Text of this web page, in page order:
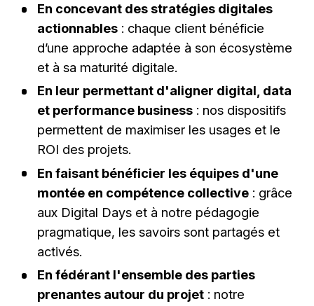
En concevant des stratégies digitales
actionnables: chaque client bénéficie
d’une approche adaptée à son écosystème
et à sa maturité digitale.
En leur permettant d'aligner digital, data
et performance business: nos dispositifs
permettent de maximiser les usages et le
ROI des projets.
En faisant bénéficier les équipes d'une
montée en compétence collective: grâce
aux Digital Days et à notre pédagogie
pragmatique, les savoirs sont partagés et
activés.
En fédérant l'ensemble des parties
prenantes autour du projet: notre